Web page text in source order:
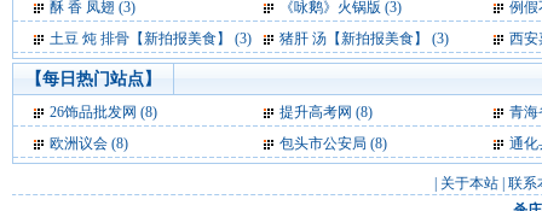
酥 香 凤翅 (3)
《咏鹅》火锅版 (3)
例假
土豆 炖 排骨【新拍报美食】 (3)
猪肝 汤【新拍报美食】 (3) 西安嘉
【每日热门站点】
26饰品批发网 (8) 提升高考网 (8)
青海
欧洲议会 (8) 包头市公安局 (8) 通化
关于本站 联系